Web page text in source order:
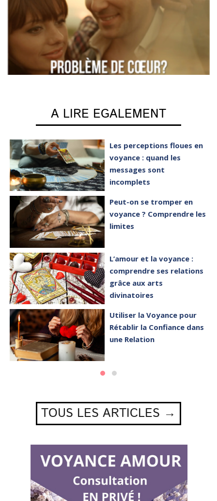
A LIRE EGALEMENT
Les perceptions floues en
voyance : quand les
messages sont
incomplets
Peut-on se tromper en
voyance ? Comprendre les
limites
L’amour et la voyance :
comprendre ses relations
grâce aux arts
divinatoires
Utiliser la Voyance pour
Rétablir la Confiance dans
une Relation
TOUS LES ARTICLES →